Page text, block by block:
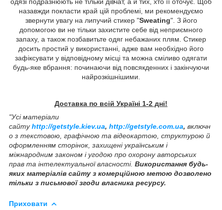
назавжди покласти край цій проблемі, ми рекомендуємо
звернути увагу на липучий стикер "Sweating". З його
допомогою ви не тільки захистите себе від неприємного
запаху, а також позбавитьте одяг небажаних плям. Стикер
досить простий у використанні, адже вам необхідно його
зафіксувати у відповідному місці та можна сміливо одягати
будь-яке вбрання: починаючи від повсякденних і закінчуючи
найрозкішнішими.
Доставка по всій Україні 1-2 дні!
"Усі матеріали
сайтуhttp://getstyle.kiev.ua, http://getstyle.com.ua, включн
о з текстовою, графічною та відеокартою, структурою й
оформленням сторінок, захищені українським і
міжнародним законом і угодою про охорону авторських
прав та інтелектуальної власності. Використання будь-
яких матеріалів сайту з комерційною метою дозволено
тільки з письмової згоди власника ресурсу.
Приховати